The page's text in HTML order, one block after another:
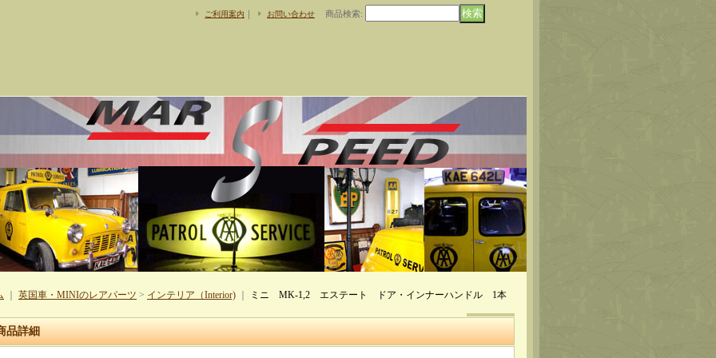
ご利用案内 ｜ お問い合わせ 商品検索:
英国車・MINIのレアパーツ > インテリア（Interior) ミニ MK-1,2 エステート ドア・インナーハンドル 1本
品詳細